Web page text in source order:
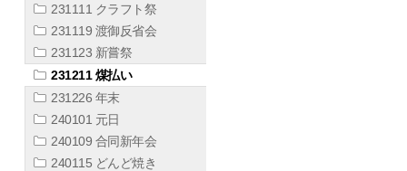
231111 クラフト祭
231119 渡御反省会
231123 新嘗祭
231211 煤払い
231226 年末
240101 元日
240109 合同新年会
240115 どんど焼き